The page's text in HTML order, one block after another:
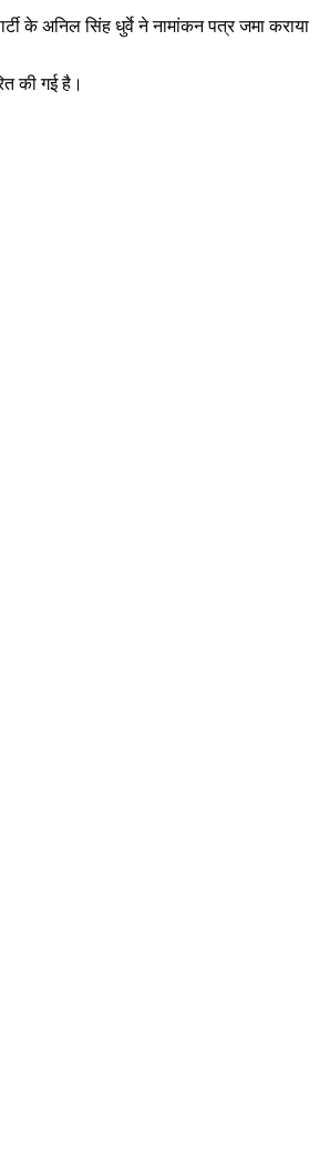
के अनिल सिंह धुर्वे ने नामांकन पत्र जमा कराया
की गई है।